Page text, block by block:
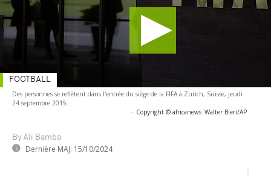
Des personnes se reflètent dans l'entrée du siège de la FIFA à Zurich, Suisse, jeudi
24 septembre 2015.
- Copyright © africanews Walter Bieri/AP
By Ali Bamba
Dernière MAJ: 15/10/2024
FOOTBALL